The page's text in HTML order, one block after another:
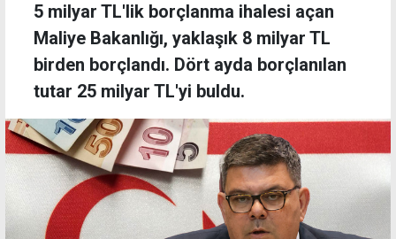
5 milyar TL'lik borçlanma ihalesi açan
Maliye Bakanlığı, yaklaşık 8 milyar TL
birden borçlandı. Dört ayda borçlanılan
tutar 25 milyar TL'yi buldu.